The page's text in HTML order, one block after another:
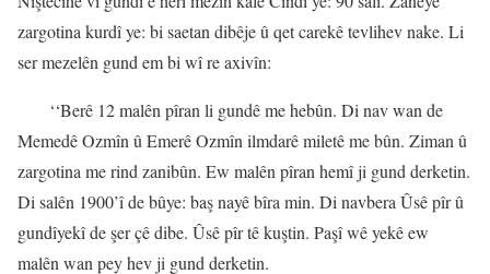
zargotina kurdî ye: bi saetan dibêje û qet carekê tevlihev nake. Li
ser mezelên gund em bi wî re axivîn:
‘‘Berê 12 malên pîran li gundê me hebûn. Di nav wan de
Memedê Ozmîn û Emerê Ozmîn ilmdarê miletê me bûn. Ziman û
zargotina me rind zanibûn. Ew malên pîran hemî ji gund derketin.
Di salên 1900’î de bûye: baş nayê bîra min. Di navbera Ûsê pîr û
gundîyekî de şer çê dibe. Ûsê pîr tê kuştin. Paşî wê yekê ew
malên wan pey hev ji gund derketin.